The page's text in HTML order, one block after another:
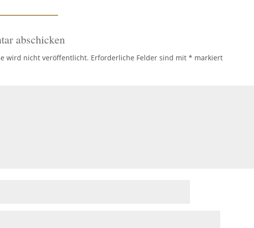
abschicken
wird nicht veröffentlicht. Erforderliche Felder sind mit * markiert